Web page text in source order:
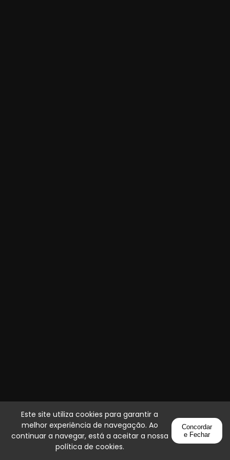
Este site utiliza cookies para garantir a
melhor experiência de navegação. Ao
continuar a navegar, está a aceitar a nossa
política de cookies.
Concordar
e Fechar